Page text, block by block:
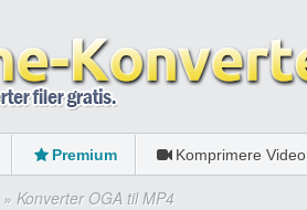
Premium Komprimere Video
» Konverter OGA til MP4